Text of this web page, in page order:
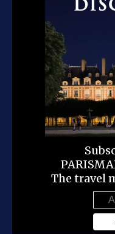
The travel